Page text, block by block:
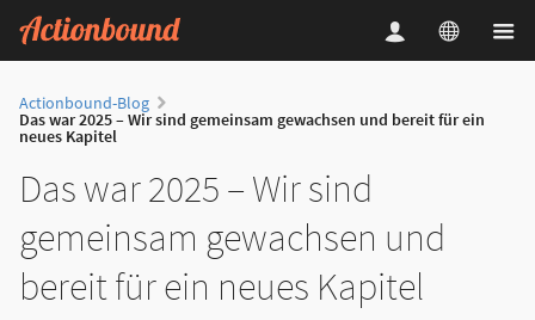
Actionbound-Blog
Das war 2025 – Wir sind gemeinsam gewachsen und bereit für ein
neues Kapitel
Das war 2025 – Wir sind
gemeinsam gewachsen und
bereit für ein neues Kapitel